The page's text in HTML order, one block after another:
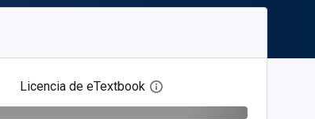
Licencia de eTextbook Abre el cuadro de diálogo